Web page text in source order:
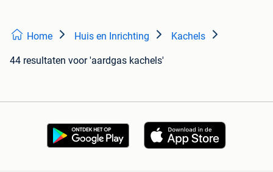
Home Huis en Inrichting Kachels
44 resultaten voor 'aardgas kachels'